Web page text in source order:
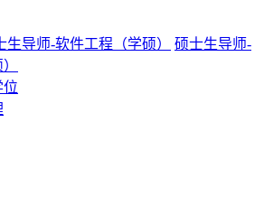
生导师-软件工程（学硕）
硕士生导师-
位